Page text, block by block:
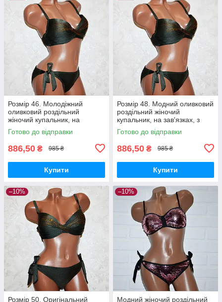
Розмір 46. Молодіжний
оливковий роздільний
жіночий купальник, на
зав'язках, з пушапом
Готово до відправки
886,50 ₴ 985 ₴
Купити
Розмір 48. Модний оливковий
роздільний жіночий
купальник, на зав'язках, з
пуш-ап
Готово до відправки
886,50 ₴ 985 ₴
Купити
–10%
Розмір 50. Оригінальний
–10%
Модний жіночий роздільний